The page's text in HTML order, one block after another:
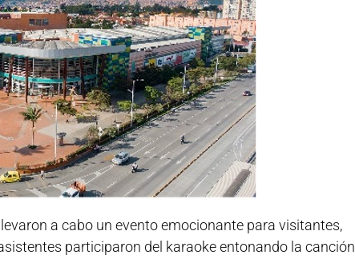
a cabo un evento emocionante para visitantes,
participaron del karaoke entonando la canción